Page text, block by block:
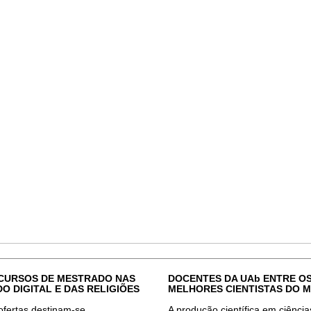
DE MESTRADO NAS
DIGITAL E DAS RELIGIÕES
DOCENTES DA UAb ENTRE
MELHORES CIENTISTAS DO